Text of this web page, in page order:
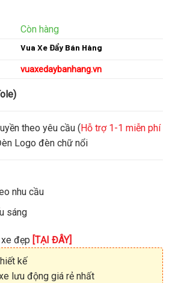
Còn hàng
Vua Xe Đẩy Bán Hàng
vuaxedaybanhang.vn
theo yêu cầu (Hỗ trợ 1-1 miễn phí
Logo đèn chữ nổi
nhu cầu
sáng
đẹp [TẠI ĐÂY]
kế
lưu động giá rẻ nhất